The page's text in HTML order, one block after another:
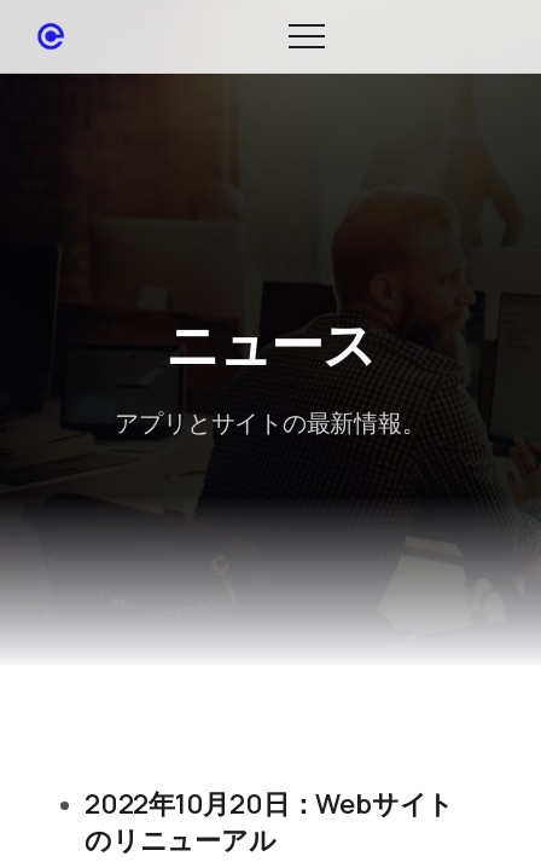
ニュース
アプリとサイトの最新情報。
2022年10月20日：Webサイト
のリニューアル